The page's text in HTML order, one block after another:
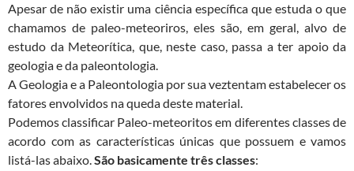
Apesar de não existir uma ciência específica que estuda o que
chamamos de paleo-meteoriros, eles são, em geral, alvo de
estudo da Meteorítica, que, neste caso, passa a ter apoio da
geologia e da paleontologia.
A Geologia e a Paleontologia por sua veztentam estabelecer os
fatores envolvidos na queda deste material.
Podemos classificar Paleo-meteoritos em diferentes classes de
acordo com as características únicas que possuem e vamos
listá-las abaixo.São basicamente três classes: